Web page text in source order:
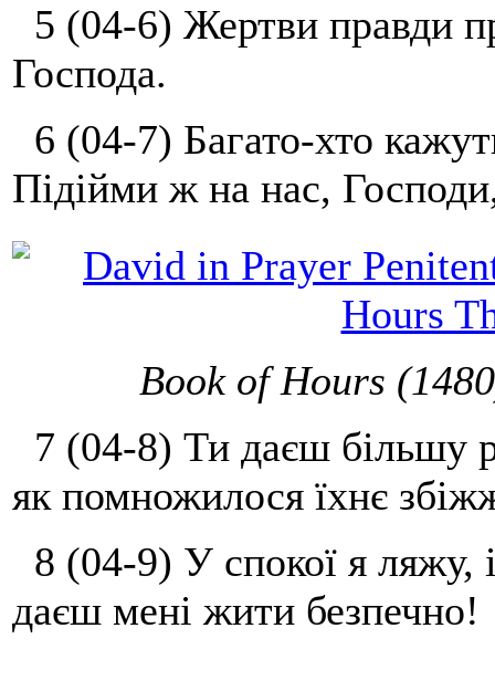
5 (04-6) Жертви правди
Господа.
6 (04-7) Багато-хто
Підійми ж на нас,
Book of Hours
7 (04-8) Ти даєш більшу
як помножилося їхнє
8 (04-9) У спокої я ляжу,
даєш мені жити безпечно!